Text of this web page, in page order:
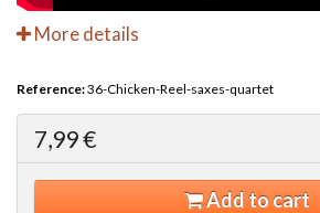
More details
Reference:36-Chicken-Reel-saxes-quartet
7,99 €
Add to cart